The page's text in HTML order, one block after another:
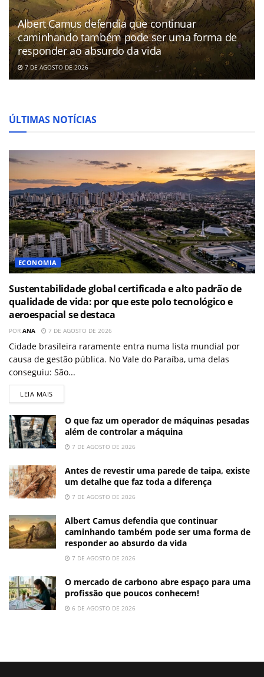
Albert Camus defendia que continuar
caminhando também pode ser uma forma de
responder ao absurdo da vida
7 DE AGOSTO DE 2026
ÚLTIMAS NOTÍCIAS
ECONOMIA
Sustentabilidade global certificada e alto padrão de
qualidade de vida: por que este polo tecnológico e
aeroespacial se destaca
POR ANA 7 DE AGOSTO DE 2026
Cidade brasileira raramente entra numa lista mundial por
causa de gestão pública. No Vale do Paraíba, uma delas
conseguiu: São...
LEIA MAIS
O que faz um operador de máquinas pesadas
além de controlar a máquina
7 DE AGOSTO DE 2026
Antes de revestir uma parede de taipa, existe
um detalhe que faz toda a diferença
7 DE AGOSTO DE 2026
Albert Camus defendia que continuar
caminhando também pode ser uma forma de
responder ao absurdo da vida
7 DE AGOSTO DE 2026
O mercado de carbono abre espaço para uma
profissão que poucos conhecem!
6 DE AGOSTO DE 2026